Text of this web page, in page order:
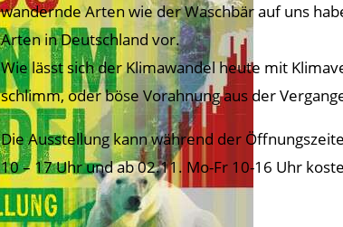
wandernde Arten wie der Waschbär auf uns
Arten in Deutschland vor.
Wie lässt sich der Klimawandel heute mit
schlimm, oder böse Vorahnung aus der
Die Ausstellung kann während der
10 – 17 Uhr und ab 02.11. Mo-Fr 10-16 Uhr